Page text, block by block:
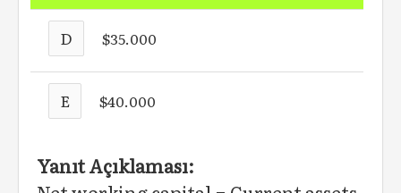
D $35.000
E $40.000
Yanıt Açıklaması: